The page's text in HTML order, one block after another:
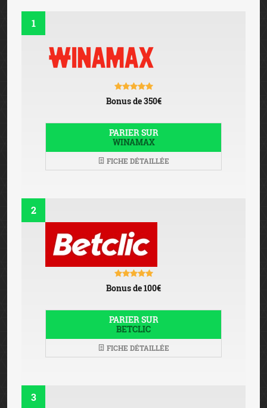
1
Bonus de 350€
PARIER SUR
WINAMAX
FICHE DÉTAILLÉE
2
Bonus de 100€
PARIER SUR
BETCLIC
FICHE DÉTAILLÉE
3